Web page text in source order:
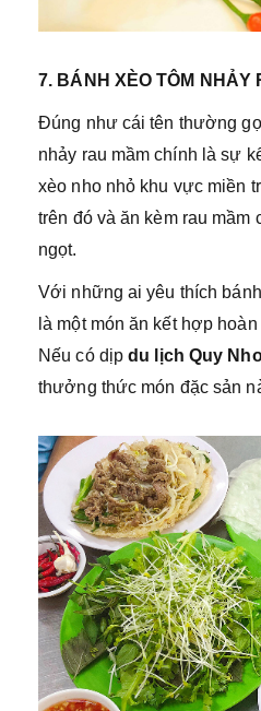
7. BÁNH XÈO TÔM NHẢY
Đúng như cái tên thường
nhảy rau mầm chính là sự
xèo nho nhỏ khu vực miền
trên đó và ăn kèm rau mầm
ngọt.
Với những ai yêu thích
là một món ăn kết hợp
Nếu có dịpdu lịch Quy
thưởng thức món đặc sản